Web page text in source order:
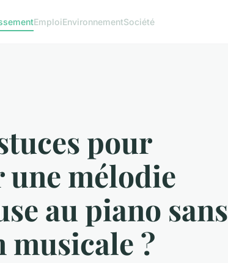
EmploiEnvironnementSociété
pour
une mélodie
au piano sans
?